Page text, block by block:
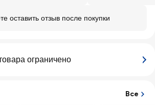
оставить отзыв после покупки
ограничено
Все